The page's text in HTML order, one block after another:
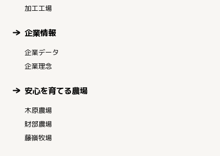
加工工場
企業情報
企業データ
企業理念
安心を育てる農場
木原農場
財部農場
藤嶺牧場